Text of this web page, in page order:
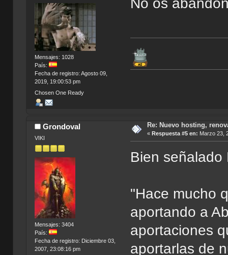
Mensajes: 1028
País:
Fecha de registro: Agosto 09,
2019, 19:00:53 pm
Chosen One Ready
Grondoval
VIKI
Mensajes: 3404
País:
Fecha de registro: Diciembre 03,
2007, 23:08:16 pm
Re: Nuevo hosting,
« Respuesta #5 en: Marzo 23,
Bien
"Hace mucho
aportando a
aportaciones
aportarlas de